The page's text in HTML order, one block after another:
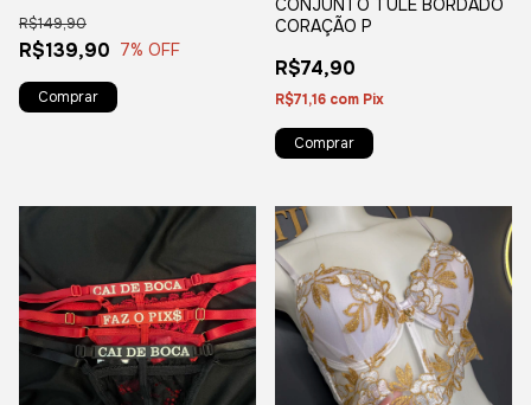
R$139,90
R$149,90
7% OFF
Comprar
CONJUNTO TULE BORDADO
CORAÇÃO P
R$74,90
R$71,16 com Pix
Comprar